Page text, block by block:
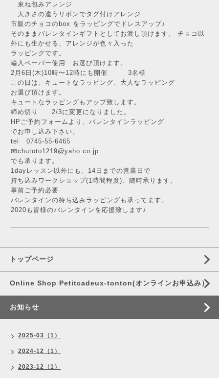
束ね包みアレンジ
大きさの違うリボンでタグ付けアレンジ
市販のチョコのbox をラッピングでドレスアップ♪
そのままバレンタインギフトとしてお渡し頂けます。 チョコ以
外にも生かせる、アレンジが色々入った
ラッピングです。
輸入ペーパー使用 お選び頂けます。
2月6日(木)10時〜12時にも開催 3名様
この日は、キュートなラッピング、大人なラッピング
お選び頂けます。
キュートなラッピングもアップ致します。
締め切り 2/3に変更になりました。
HPご予約フォームより、バレンタインラッピング
でお申し込み下さい。
tel 0745-55-6465
📧chutoto1219@yaho.co.jp
でも承ります。
1dayレッスン以外にも、14日までの営業日で
持ち込みワークショップ(1時間程度)、随時承ります。
事前ご予約必要
バレンタインの持ち込みラッピングも承ってます。
2020も皆様のバレンタインを応援致します♪
トップページ
Online Shop Petitcadeux-tonton(オンラインお申込み）
お知らせ
2025-03（1）
2024-12（1）
2023-12（1）